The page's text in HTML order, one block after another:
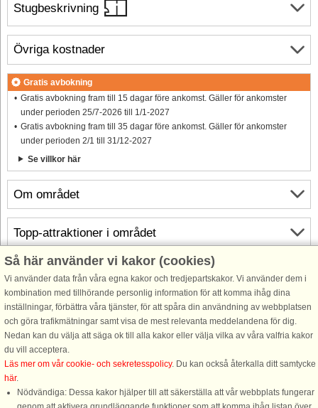
Stugbeskrivning
Om området
Info och öppettider
Innan semestern
Övriga kostnader
Gratis avbokning
Gratis avbokning fram till 15 dagar före ankomst. Gäller för ankomster
under perioden 25/7-2026 till 1/1-2027
Gratis avbokning fram till 35 dagar före ankomst. Gäller för ankomster
under perioden 2/1 till 31/12-2027
Se villkor här
Topp-attraktioner i området
Så här använder vi kakor (cookies)
Vi använder data från våra egna kakor och tredjepartskakor. Vi använder dem i
kombination med tillhörande personlig information för att komma ihåg dina
inställningar, förbättra våra tjänster, för att spåra din användning av webbplatsen
och göra trafikmätningar samt visa de mest relevanta meddelandena för dig.
Nedan kan du välja att säga ok till alla kakor eller välja vilka av våra valfria kakor
du vill acceptera.
Läs mer om vår cookie- och sekretesspolicy. Du kan också återkalla ditt samtycke
här.
Nödvändiga: Dessa kakor hjälper till att säkerställa att vår webbplats fungerar